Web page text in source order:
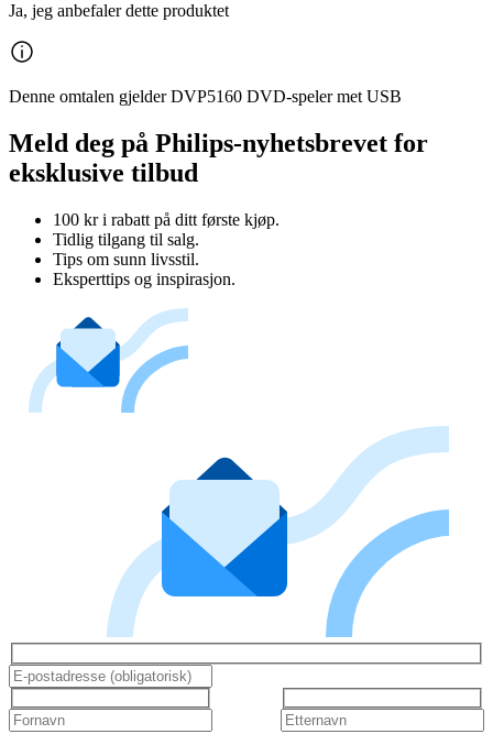
Ja, jeg anbefaler dette produktet
Denne omtalen gjelder DVP5160 DVD-speler met USB
Meld deg på Philips-nyhetsbrevet for
eksklusive tilbud
100 kr i rabatt på ditt første kjøp.
Tidlig tilgang til salg.
Tips om sunn livsstil.
Eksperttips og inspirasjon.